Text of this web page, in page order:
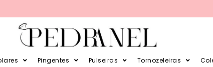
12X E EM ATÉ 6X SEM JUROS NO
Pingentes Pulseiras Tornozeleiras